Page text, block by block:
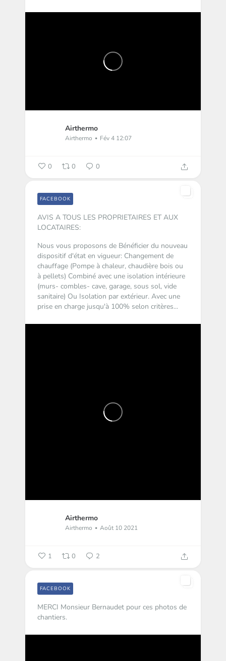
Airthermo
Airthermo Fév 4 12:07
0 0 0
AVIS A TOUS LES PROPRIETAIRES ET AUX
LOCATAIRES:
Nous vous proposons de Bénéficier du nouveau
dispositif d'état en vigueur: Changement de
chauffage (Pompe à chaleur, chaudière bois ou
à pellets) Combiné avec une isolation intérieure
(murs- combles- cave, garage, sous sol, vide
sanitaire) Ou Isolation par extérieur. Avec une
prise en charge jusqu'à 100% selon critères...
Airthermo
Airthermo Août 10 2021
FACEBOOK
1 0 2
MERCI Monsieur Bernaudet pour ces photos de
chantiers.
FACEBOOK